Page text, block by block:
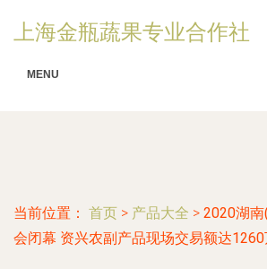
上海金瓶蔬果专业合作社
MENU
当前位置： 首页 > 产品大全 > 2020湖
会闭幕 资兴农副产品现场交易额达1260